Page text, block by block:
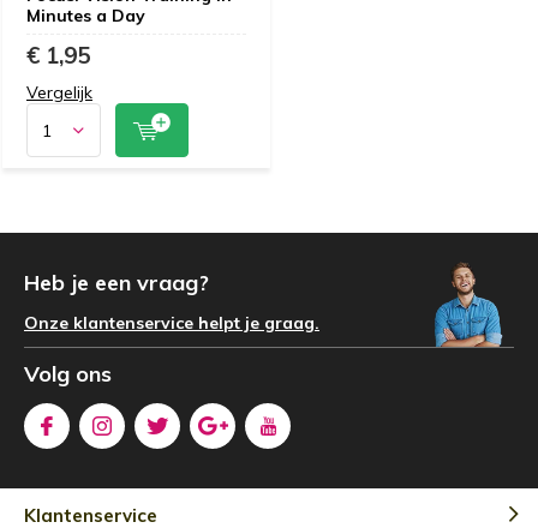
Minutes a Day
€ 1,95
Vergelijk
Heb je een vraag?
Onze klantenservice helpt je graag.
Volg ons
Klantenservice